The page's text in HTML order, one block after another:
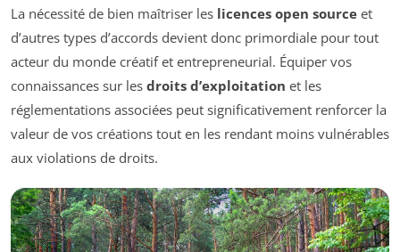
La nécessité de bien maîtriser les licences open source et
d’autres types d’accords devient donc primordiale pour tout
acteur du monde créatif et entrepreneurial. Équiper vos
connaissances sur les droits d’exploitation et les
réglementations associées peut significativement renforcer la
valeur de vos créations tout en les rendant moins vulnérables
aux violations de droits.